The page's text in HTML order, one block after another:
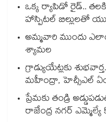
ఒక్క ర్యాపిడో రైడ్..
హాస్పిటల్ బిల్లులతో
అమ్మవారి ముందు
శ్యామల
గ్రాడ్యుయేట్లకు
మహీంద్రా, హెచ్సీఎల్
ప్రేమకు తండ్రి
రాజేంద్ర నగర్ ఎమ్మెల్యే